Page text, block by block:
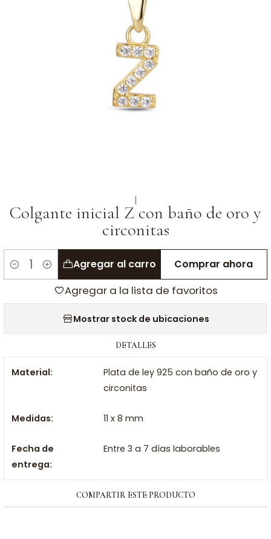
|
Colgante inicial Z con baño de oro y
circonitas
Cantidad
Agregar al carro Comprar ahora
Agregar a la lista de favoritos
Mostrar stock de ubicaciones
DETALLES
Material:
Plata de ley 925 con baño de oro y
circonitas
Medidas: 11 x 8 mm
Fecha de
entrega:
Entre 3 a 7 días laborables
COMPARTIR ESTE PRODUCTO